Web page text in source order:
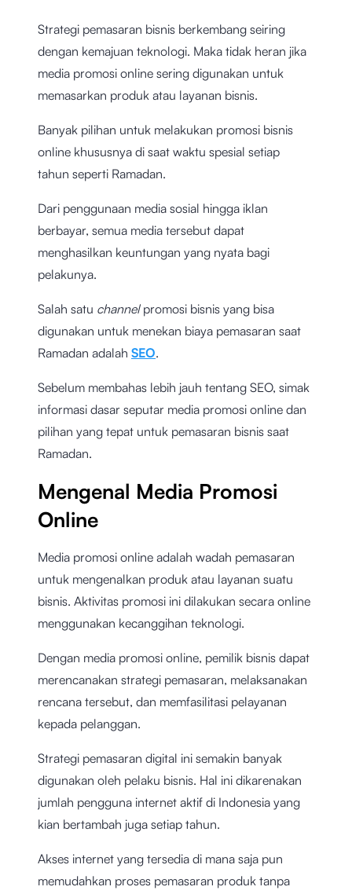
Strategi pemasaran bisnis berkembang seiring
dengan kemajuan teknologi. Maka tidak heran jika
media promosi online sering digunakan untuk
memasarkan produk atau layanan bisnis.
Banyak pilihan untuk melakukan promosi bisnis
online khususnya di saat waktu spesial setiap
tahun seperti Ramadan.
Dari penggunaan media sosial hingga iklan
berbayar, semua media tersebut dapat
menghasilkan keuntungan yang nyata bagi
pelakunya.
Salah satu channelpromosi bisnis yang bisa
digunakan untuk menekan biaya pemasaran saat
Ramadan adalah SEO.
Sebelum membahas lebih jauh tentang SEO, simak
informasi dasar seputar media promosi online dan
pilihan yang tepat untuk pemasaran bisnis saat
Ramadan.
Mengenal Media Promosi
Online
Media promosi online adalah wadah pemasaran
untuk mengenalkan produk atau layanan suatu
bisnis. Aktivitas promosi ini dilakukan secara online
menggunakan kecanggihan teknologi.
Dengan media promosi online, pemilik bisnis dapat
merencanakan strategi pemasaran, melaksanakan
rencana tersebut, dan memfasilitasi pelayanan
kepada pelanggan.
Strategi pemasaran digital ini semakin banyak
digunakan oleh pelaku bisnis. Hal ini dikarenakan
jumlah pengguna internet aktif di Indonesia yang
kian bertambah juga setiap tahun.
Akses internet yang tersedia di mana saja pun
memudahkan proses pemasaran produk tanpa